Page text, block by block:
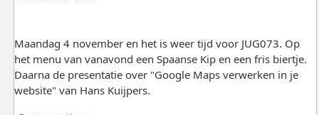
Maandag 4 november en het is weer tijd voor JUG073. Op
het menu van vanavond een Spaanse Kip en een fris biertje.
Daarna de presentatie over "Google Maps verwerken in je
website" van Hans Kuijpers.